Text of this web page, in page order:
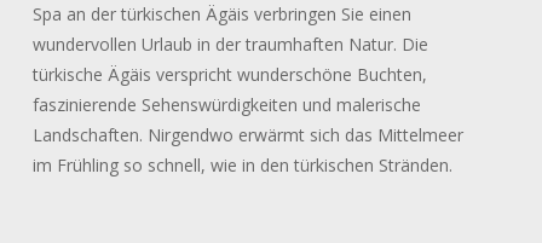
Spa an der türkischen Ägäis verbringen Sie einen
wundervollen Urlaub in der traumhaften Natur. Die
türkische Ägäis verspricht wunderschöne Buchten,
faszinierende Sehenswürdigkeiten und malerische
Landschaften. Nirgendwo erwärmt sich das Mittelmeer
im Frühling so schnell, wie in den türkischen Stränden.